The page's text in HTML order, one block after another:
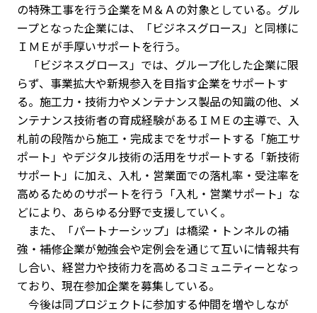
の特殊工事を行う企業をＭ＆Ａの対象としている。グル
ープとなった企業には、「ビジネスグロース」と同様に
ＩＭＥが手厚いサポートを行う。
「ビジネスグロース」では、グループ化した企業に限
らず、事業拡大や新規参入を目指す企業をサポートす
る。施工力・技術力やメンテナンス製品の知識の他、メ
ンテナンス技術者の育成経験があるＩＭＥの主導で、入
札前の段階から施工・完成までをサポートする「施工サ
ポート」やデジタル技術の活用をサポートする「新技術
サポート」に加え、入札・営業面での落札率・受注率を
高めるためのサポートを行う「入札・営業サポート」な
どにより、あらゆる分野で支援していく。
また、「パートナーシップ」は橋梁・トンネルの補
強・補修企業が勉強会や定例会を通じて互いに情報共有
し合い、経営力や技術力を高めるコミュニティーとなっ
ており、現在参加企業を募集している。
今後は同プロジェクトに参加する仲間を増やしなが